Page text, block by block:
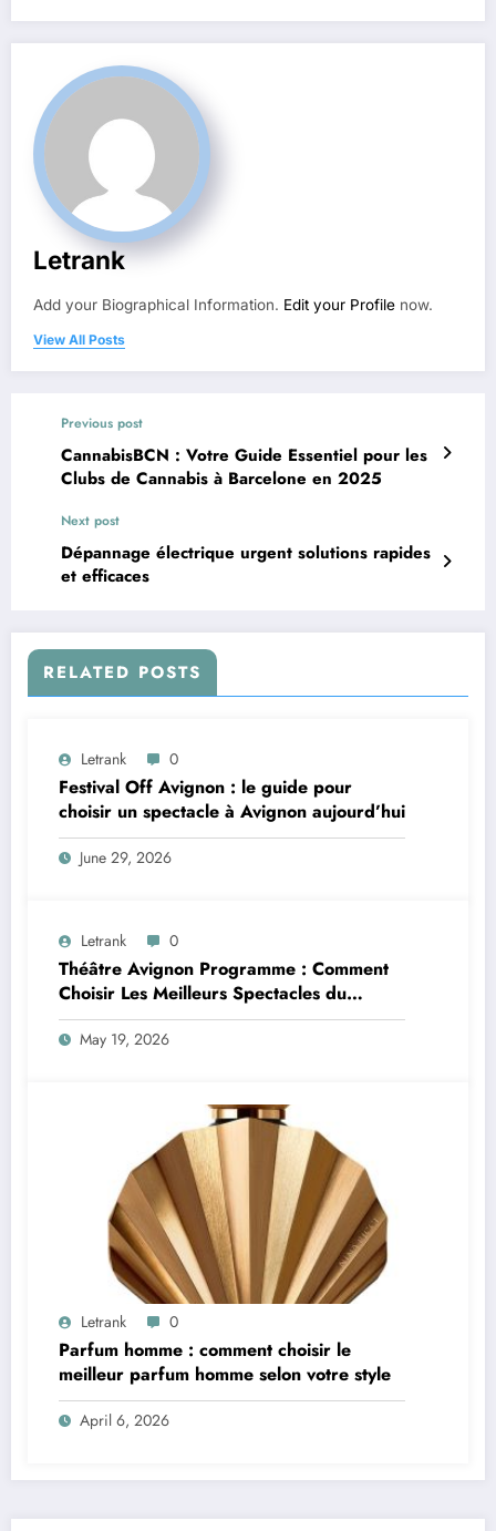
Letrank
Add your Biographical Information. Edit your Profile now.
View All Posts
Previous post
CannabisBCN : Votre Guide Essentiel pour les
Clubs de Cannabis à Barcelone en 2025
Next post
Dépannage électrique urgent solutions rapides
et efficaces
RELATED POSTS
Letrank 0
Festival Off Avignon : le guide pour
choisir un spectacle à Avignon aujourd’hui
June 29, 2026
Letrank 0
Théâtre Avignon Programme : Comment
Choisir Les Meilleurs Spectacles du
Festival Off Avignon
May 19, 2026
Letrank 0
Parfum homme : comment choisir le
meilleur parfum homme selon votre style
April 6, 2026